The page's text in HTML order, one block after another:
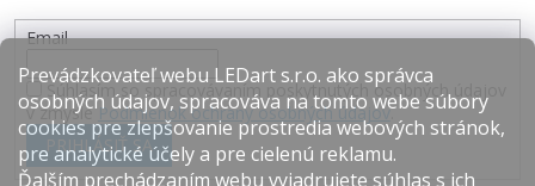
Prevádzkovateľ webu LEDart s.r.o. ako správca
osobných údajov, spracováva na tomto webe súbory
cookies pre zlepšovanie prostredia webových stránok,
pre analytické účely a pre cielenú reklamu.
Ďalším prechádzaním webu vyjadrujete súhlas s ich
Email
Súhlasím so spracovávaním poskytnutých osobných údajov
v zmysle Podmienok ochrany osobných údajov.
PRIHLÁSIŤ SA